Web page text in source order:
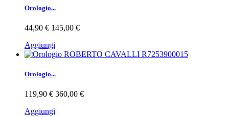
Orologio...
44,90 € 145,00 €
Aggiungi
Orologio...
119,90 € 360,00 €
Aggiungi